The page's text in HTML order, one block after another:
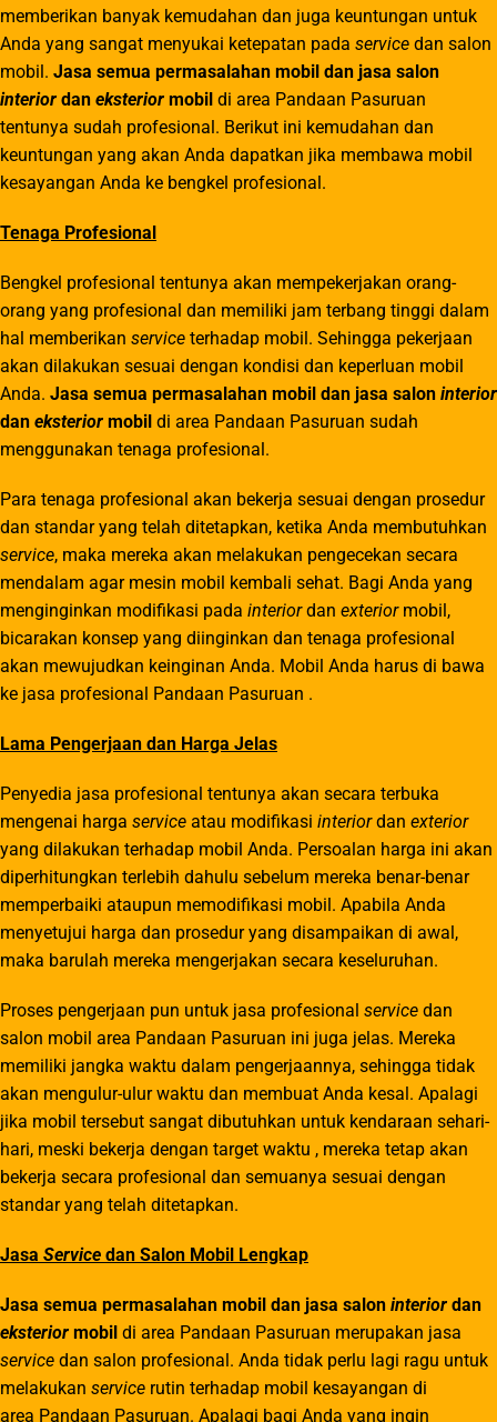
memberikan banyak kemudahan dan juga keuntungan untuk
Anda yang sangat menyukai ketepatan pada service dan salon
mobil. Jasa semua permasalahan mobil dan jasa salon
interior dan eksterior mobil di area Pandaan Pasuruan
tentunya sudah profesional. Berikut ini kemudahan dan
keuntungan yang akan Anda dapatkan jika membawa mobil
kesayangan Anda ke bengkel profesional.
Tenaga Profesional
Bengkel profesional tentunya akan mempekerjakan orang-
orang yang profesional dan memiliki jam terbang tinggi dalam
hal memberikan service terhadap mobil. Sehingga pekerjaan
akan dilakukan sesuai dengan kondisi dan keperluan mobil
Anda. Jasa semua permasalahan mobil dan jasa salon interior
dan eksterior mobil di area Pandaan Pasuruan sudah
menggunakan tenaga profesional.
Para tenaga profesional akan bekerja sesuai dengan prosedur
dan standar yang telah ditetapkan, ketika Anda membutuhkan
service, maka mereka akan melakukan pengecekan secara
mendalam agar mesin mobil kembali sehat. Bagi Anda yang
menginginkan modifikasi pada interiordan exterior mobil,
bicarakan konsep yang diinginkan dan tenaga profesional
akan mewujudkan keinginan Anda. Mobil Anda harus di bawa
ke jasa profesional Pandaan Pasuruan .
Lama Pengerjaan dan Harga Jelas
Penyedia jasa profesional tentunya akan secara terbuka
mengenai harga service atau modifikasi interiordan exterior
yang dilakukan terhadap mobil Anda. Persoalan harga ini akan
diperhitungkan terlebih dahulu sebelum mereka benar-benar
memperbaiki ataupun memodifikasi mobil. Apabila Anda
menyetujui harga dan prosedur yang disampaikan di awal,
maka barulah mereka mengerjakan secara keseluruhan.
Proses pengerjaan pun untuk jasa profesional service dan
salon mobil area Pandaan Pasuruan ini juga jelas. Mereka
memiliki jangka waktu dalam pengerjaannya, sehingga tidak
akan mengulur-ulur waktu dan membuat Anda kesal. Apalagi
jika mobil tersebut sangat dibutuhkan untuk kendaraan sehari-
hari, meski bekerja dengan target waktu , mereka tetap akan
bekerja secara profesional dan semuanya sesuai dengan
standar yang telah ditetapkan.
Jasa Service dan Salon Mobil Lengkap
Jasa semua permasalahan mobil dan jasa salon interior dan
eksterior mobil di area Pandaan Pasuruan merupakan jasa
service dan salon profesional. Anda tidak perlu lagi ragu untuk
melakukan service rutin terhadap mobil kesayangan di
area Pandaan Pasuruan. Apalagi bagi Anda yang ingin